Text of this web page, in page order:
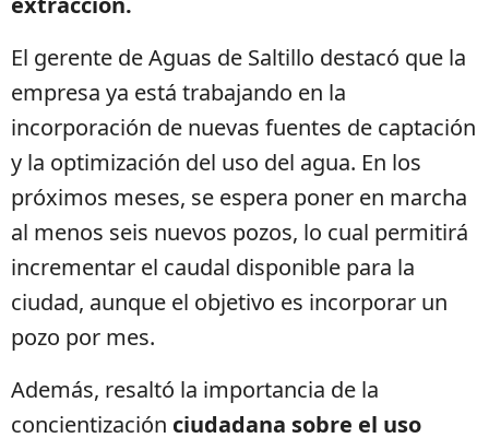
El gerente de Aguas de Saltillo destacó que la
empresa ya está trabajando en la
incorporación de nuevas fuentes de captación
y la optimización del uso del agua. En los
próximos meses, se espera poner en marcha
al menos seis nuevos pozos, lo cual permitirá
incrementar el caudal disponible para la
ciudad, aunque el objetivo es incorporar un
pozo por mes.
Además, resaltó la importancia de la
concientización ciudadana sobre el uso